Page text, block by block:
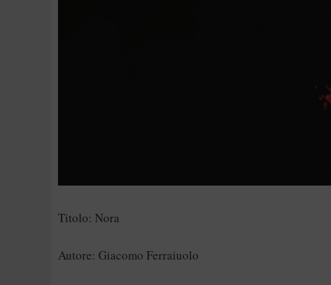
Titolo: Nora
Autore: Giacomo Ferraiuolo